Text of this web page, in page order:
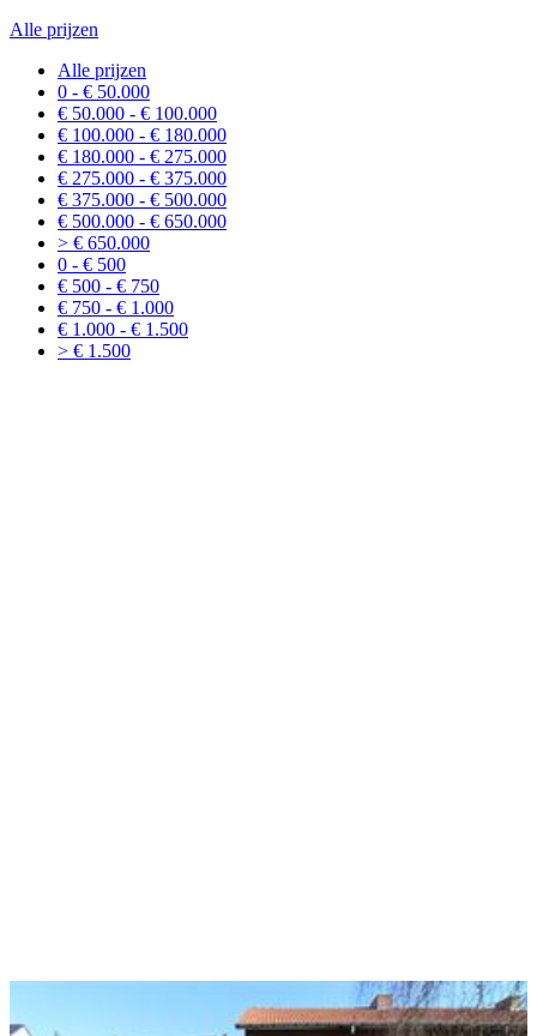
Alle prijzen
Alle prijzen
0 - € 50.000
€ 50.000 - € 100.000
€ 100.000 - € 180.000
€ 180.000 - € 275.000
€ 275.000 - € 375.000
€ 375.000 - € 500.000
€ 500.000 - € 650.000
> € 650.000
0 - € 500
€ 500 - € 750
€ 750 - € 1.000
€ 1.000 - € 1.500
> € 1.500